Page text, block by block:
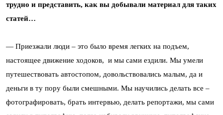
трудно и представить, как вы добывали материал для таких
статей…
— Приезжали люди – это было время легких на подъем,
настоящее движение ходоков, и мы сами ездили. Мы умели
путешествовать автостопом, довольствовались малым, да и
деньги в ту пору были смешными. Мы научились делать все –
фотографировать, брать интервью, делать репортажи, мы сами